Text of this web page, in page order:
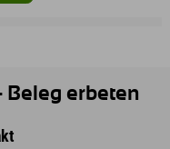
erbeten